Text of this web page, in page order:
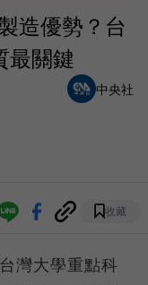
造優勢？台
最關鍵
中央社
收藏
灣大學重點科